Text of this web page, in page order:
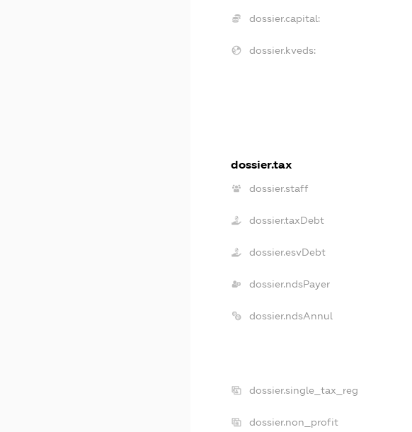
dossier.capital:
dossier.kveds:
dossier.tax
dossier.staff
dossier.taxDebt
dossier.esvDebt
dossier.ndsPayer
dossier.ndsAnnul
dossier.single_tax_reg
dossier.non_profit